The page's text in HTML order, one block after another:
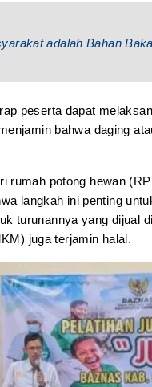
adalah Bahan
peserta dapat
bahwa daging
rumah potong hewan
langkah ini penting
turunannya yang dijual
juga terjamin halal.